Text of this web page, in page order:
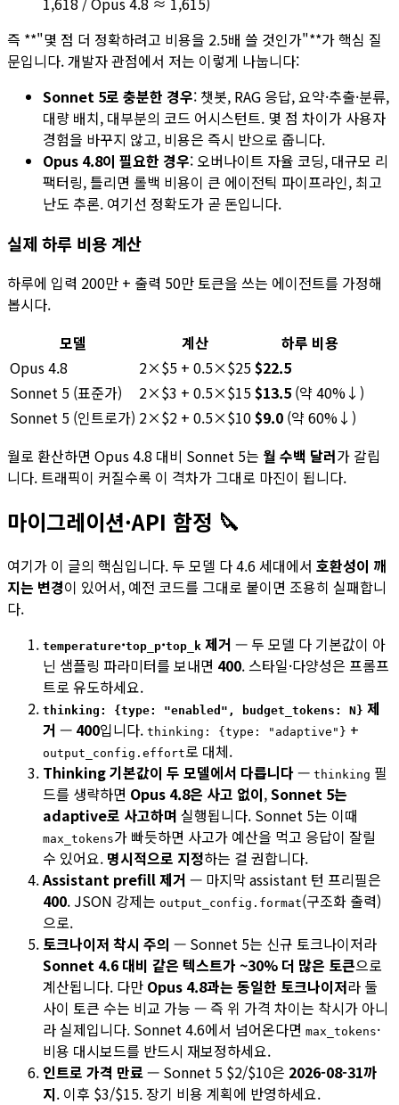
즉 **"몇 점 더 정확하려고 비용을 2.5배 쓸 것인가"**가 핵심 질
문입니다. 개발자 관점에서 저는 이렇게 나눕니다:
Sonnet 5로 충분한 경우: 챗봇, RAG 응답, 요약·추출·분류,
대량 배치, 대부분의 코드 어시스턴트. 몇 점 차이가 사용자
경험을 바꾸지 않고, 비용은 즉시 반으로 줍니다.
Opus 4.8이 필요한 경우: 오버나이트 자율 코딩, 대규모 리
팩터링, 틀리면 롤백 비용이 큰 에이전틱 파이프라인, 최고
난도 추론. 여기선 정확도가 곧 돈입니다.
실제 하루 비용 계산
하루에 입력 200만 + 출력 50만 토큰을 쓰는 에이전트를 가정해
봅시다.
모델
계산
하루 비용
Opus 4.8
2×$5 + 0.5×$25$22.5
Sonnet 5 (표준가)
2×$3 + 0.5×$15$13.5 (약 40%↓)
Sonnet 5 (인트로가) 2×$2 + 0.5×$10$9.0 (약 60%↓)
월로 환산하면 Opus 4.8 대비 Sonnet 5는 월 수백 달러가 갈립
니다. 트래픽이 커질수록 이 격차가 그대로 마진이 됩니다.
마이그레이션·API 함정 🔪
여기가 이 글의 핵심입니다. 두 모델 다 4.6 세대에서 호환성이 깨
지는 변경이 있어서, 예전 코드를 그대로 붙이면 조용히 실패합니
다.
temperature·top_p·top_k 제거 — 두 모델 다 기본값이 아
닌 샘플링 파라미터를 보내면 400. 스타일·다양성은 프롬프
트로 유도하세요.
thinking: {type: "enabled", budget_tokens: N} 제
거 — 400입니다. thinking: {type: "adaptive"} +
output_config.effort로 대체.
Thinking 기본값이 두 모델에서 다릅니다— thinking 필
드를 생략하면 Opus 4.8은 사고 없이,Sonnet 5는
adaptive로 사고하며 실행됩니다. Sonnet 5는 이때
max_tokens가 빠듯하면 사고가 예산을 먹고 응답이 잘릴
수 있어요. 명시적으로 지정하는 걸 권합니다.
Assistant prefill 제거 — 마지막 assistant 턴 프리필은
400. JSON 강제는 output_config.format(구조화 출력)
으로.
토크나이저 착시 주의 — Sonnet 5는 신규 토크나이저라
Sonnet 4.6 대비 같은 텍스트가 ~30% 더 많은 토큰으로
계산됩니다. 다만 Opus 4.8과는 동일한 토크나이저라 둘
사이 토큰 수는 비교 가능 — 즉 위 가격 차이는 착시가 아니
라 실제입니다. Sonnet 4.6에서 넘어온다면 max_tokens·
비용 대시보드를 반드시 재보정하세요.
인트로 가격 만료— Sonnet 5 $2/$10은 2026-08-31까
지. 이후 $3/$15. 장기 비용 계획에 반영하세요.